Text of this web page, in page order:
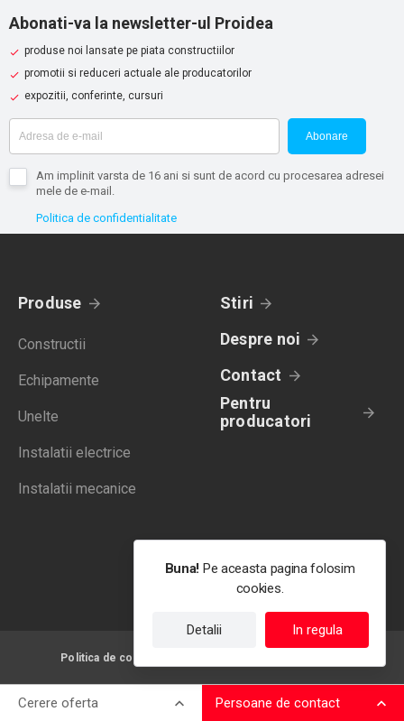
Abonati-va la newsletter-ul Proidea
produse noi lansate pe piata constructiilor
promotii si reduceri actuale ale producatorilor
expozitii, conferinte, cursuri
Abonare
Am implinit varsta de 16 ani si sunt de acord cu procesarea adresei
mele de e-mail.
Politica de confidentialitate
Produse
Constructii
Echipamente
Unelte
Instalatii electrice
Instalatii mecanice
Stiri
Despre noi
Contact
Pentru
producatori
Politica de confidentialitate
Cerere oferta Persoane de contact
Buna! Pe aceasta pagina folosim
cookies.
Detalii In regula